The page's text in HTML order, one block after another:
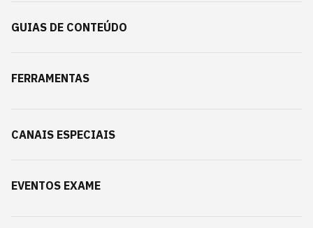
GUIAS DE CONTEÚDO
FERRAMENTAS
CANAIS ESPECIAIS
EVENTOS EXAME